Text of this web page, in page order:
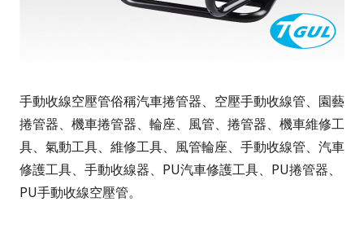
手動收線空壓管俗稱汽車捲管器、空壓手動收線管、園藝
捲管器、機車捲管器、輪座、風管、捲管器、機車維修工
具、氣動工具、維修工具、風管輪座、手動收線管、汽車
修護工具、手動收線器、PU汽車修護工具、PU捲管器、
PU手動收線空壓管。